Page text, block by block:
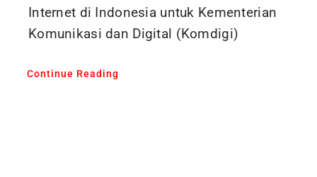
Internet di Indonesia untuk Kementerian
Komunikasi dan Digital (Komdigi)
Continue Reading